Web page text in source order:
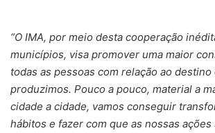
“O IMA, por meio desta cooperação
municípios, visa promover uma maior
todas as pessoas com relação ao
produzimos. Pouco a pouco, material a
cidade a cidade, vamos conseguir
hábitos e fazer com que as nossas ações